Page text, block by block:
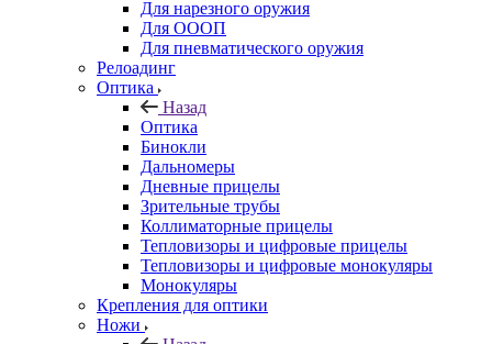
Для нарезного оружия
Для ОООП
Для пневматического оружия
Релоадинг
Оптика
Назад
Оптика
Бинокли
Дальномеры
Дневные прицелы
Зрительные трубы
Коллиматорные прицелы
Тепловизоры и цифровые прицелы
Тепловизоры и цифровые монокуляры
Монокуляры
Крепления для оптики
Ножи